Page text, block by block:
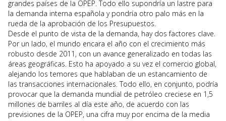
grandes países de la OPEP. Todo ello supondría un lastre para
la demanda interna española y pondría otro palo más en la
rueda de la aprobación de los Presupuestos.
Desde el punto de vista de la demanda, hay dos factores clave.
Por un lado, el mundo encara el año con el crecimiento más
robusto desde 2011, con un avance generalizado en todas las
áreas geográficas. Esto ha apoyado a su vez el comercio global,
alejando los temores que hablaban de un estancamiento de
las transacciones internacionales. Todo ello, en conjunto, podría
provocar que la demanda mundial de petróleo creciese en 1,5
millones de barriles al día este año, de acuerdo con las
previsiones de la OPEP, una cifra muy por encima de la media